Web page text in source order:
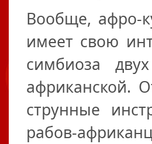
Вообще, афро-
имеет свою
симбиоза
африканской.
струнные
рабов-